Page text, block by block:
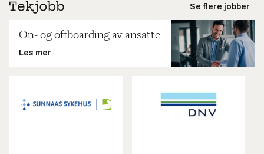
Se flere jobber
On- og offboarding av ansatte
Les mer